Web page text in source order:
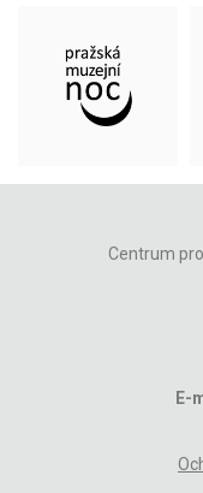
Centrum
E-